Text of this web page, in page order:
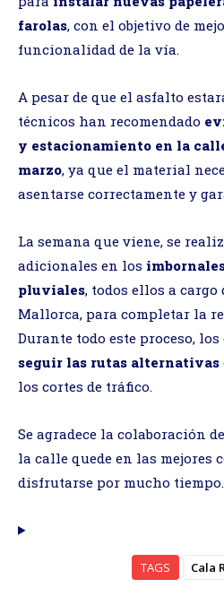
farolas, con el objetivo de
funcionalidad de la vía.
A pesar de que el asfalto
técnicos han recomendado
y estacionamiento en la
marzo, ya que el material
asentarse correctamente y
La semana que viene, se
adicionales en los
pluviales, todos ellos a cargo
Mallorca, para completar la
Durante todo este proceso,
seguir las rutas alternativas
los cortes de tráfico.
Se agradece la colaboración
la calle quede en las mejores
disfrutarse por mucho tiempo.
TAGS Cala